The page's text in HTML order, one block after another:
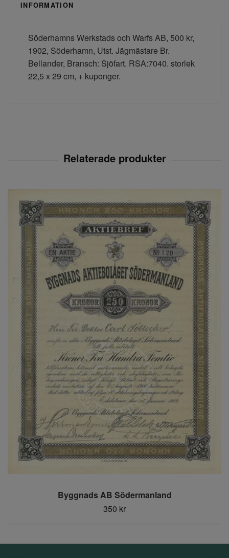
INFORMATION
Söderhamns Werkstads och Warfs AB, 500 kr,
1902, Söderhamn, Utst. Jägmästare Br.
Bellander, Bransch: Sjöfart. RSA:7040. storlek
22,5 x 29 cm, + kuponger.
Byggnads AB Södermanland
350 kr